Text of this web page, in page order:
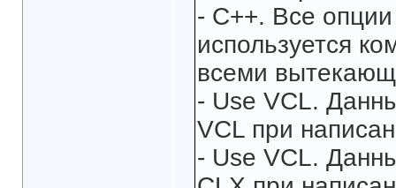
- С++. Все
используется
всеми
- Use VCL.
VCL при
- Use VCL.